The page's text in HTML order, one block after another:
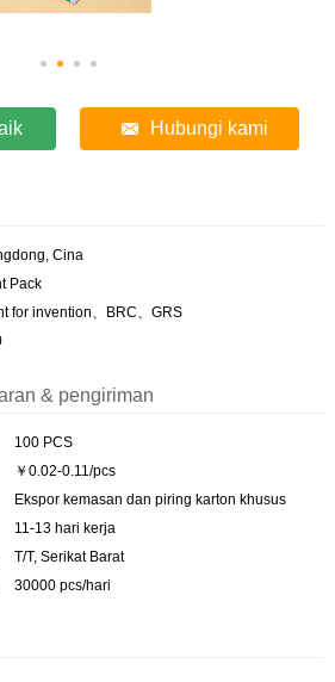
Hubungi kami
Cina
Pack
for invention、BRC、GRS
& pengiriman
100 PCS
￥0.02-0.11/pcs
Ekspor kemasan dan piring karton khusus
11-13 hari kerja
T/T, Serikat Barat
30000 pcs/hari